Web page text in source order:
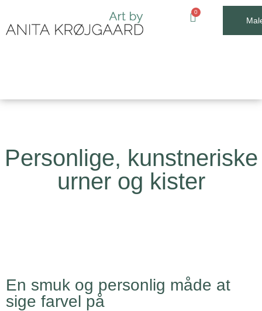
Personlige, kunstneriske
urner og kister
En smuk og personlig måde at
sige farvel på